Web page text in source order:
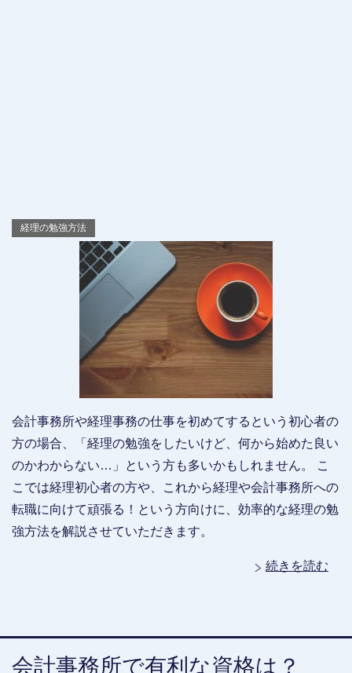
経理の勉強方法
会計事務所や経理事務の仕事を初めてするという初心者の
方の場合、「経理の勉強をしたいけど、何から始めた良い
のかわからない…」という方も多いかもしれません。 こ
こでは経理初心者の方や、これから経理や会計事務所への
転職に向けて頑張る！という方向けに、効率的な経理の勉
強方法を解説させていただきます。
続きを読む
会計事務所で有利な資格は？